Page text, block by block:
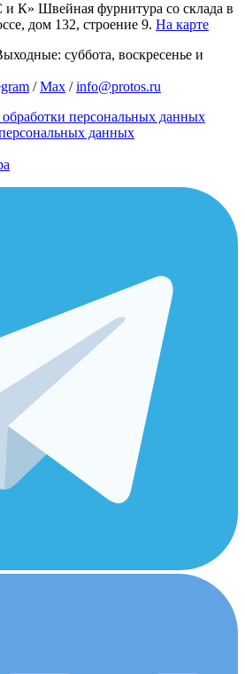
К» Швейная фурнитура со склада в
дом 132, строение 9. На карте
суббота, воскресенье и
/Max /info@protos.ru
персональных данных
данных